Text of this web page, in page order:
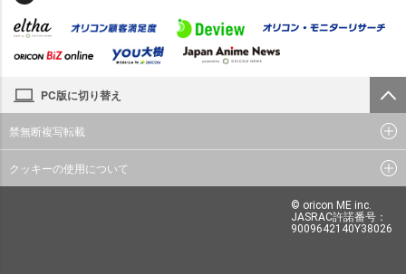
PC版に切り替え
禁無断複写転載
クッキーの使用について
© oricon ME inc.
JASRAC許諾番号：
9009642140Y38026